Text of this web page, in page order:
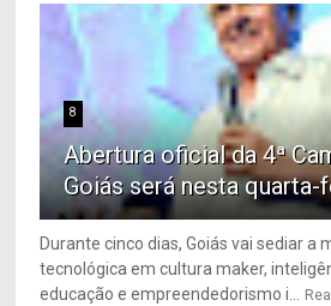
8
Abertura oficial da 4ª
Goiás será nesta quarta-
Durante cinco dias, Goiás vai sediar a
tecnológica em cultura maker,
educação e empreendedorismo i...